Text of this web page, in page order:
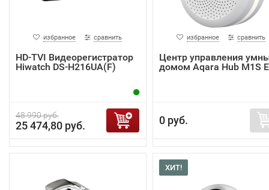
избранное сравнить
HD-TVI Видеорегистратор
Hiwatch DS-H216UA(F)
48 990 руб.
25 474,80 руб.
избранное сравнить
Центр управления
домом Aqara Hub M1S
0 руб.
ХИТ!